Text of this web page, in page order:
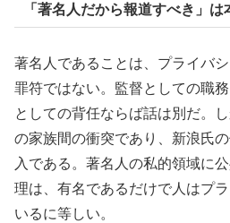
「著名人だから報道すべき」は
著名人であることは、プライバ
罪符ではない。監督としての職
としての背任ならば話は別だ。
の家族間の衝突であり、新浪氏
入である。著名人の私的領域に
理は、有名であるだけで人はプ
いるに等しい。